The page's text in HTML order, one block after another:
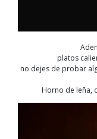
platos
no dejes de probar
Horno de leña,